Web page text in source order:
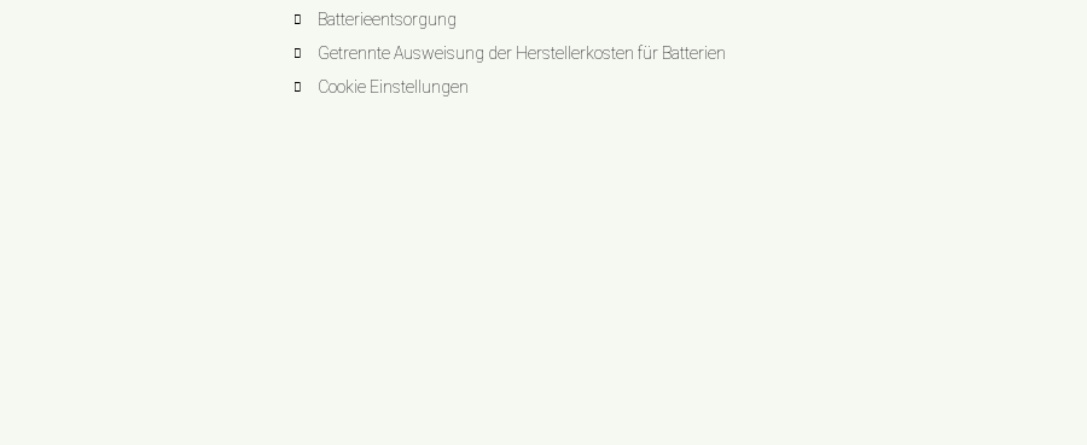
Batterieentsorgung
Getrennte Ausweisung der Herstellerkosten für Batterien
Cookie Einstellungen